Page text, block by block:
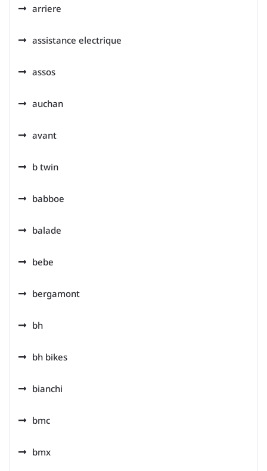
arriere
assistance electrique
assos
auchan
avant
b twin
babboe
balade
bebe
bergamont
bh
bh bikes
bianchi
bmc
bmx